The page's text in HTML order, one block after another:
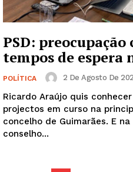
Institucional
Artigos
Edição Digital
Europa
PSD:
tempos de espera
POLÍTICA 2 De Agosto De
Ricardo Araújo quis
projectos em curso na
concelho de Guimarães. E na reunião com o
conselho...